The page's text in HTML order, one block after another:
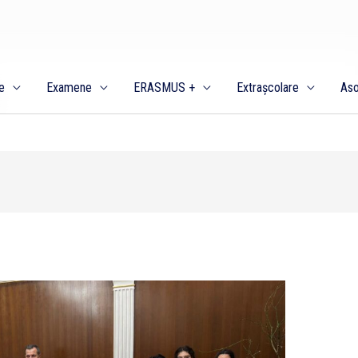
Examene ERASMUS + Extrașcolare